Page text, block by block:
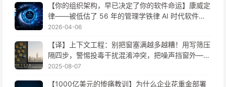
【你的组织架构，早已决定了你的软件命运】康威定
律——被低估了 56 年的管理学铁律 AI 时代软件工
程变革——慢慢学AI171
2026-04-06
【译】上下文工程：别把窗塞满越多越糟！用写筛压
隔四步，警惕投毒干扰混淆冲突，把噪声挡窗外——
慢慢学AI170
2025-08-07
【1000亿美元的惨痛教训】为什么企业花重金部署